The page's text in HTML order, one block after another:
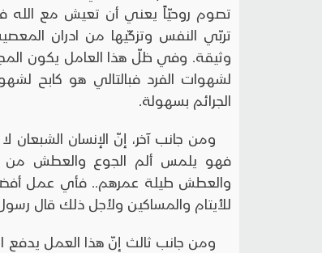
تصوم روحيّاً يعني أن تعيش مع الله
تربّي النفس وتزكّيها من ادران
وثيقة. وفي ظلّ هذا العامل يكون
لشهوات الفرد فبالتالي هو كابح
الجرائم بسهولة.
ومن جانب آخر، إنّ الإنسان
فهو يلمس ألم الجوع والعطش من
والعطش طيلة عمرهم.. فأي عمل أفضل
للأيتام والمساكين ولأجل ذلك قال
ومن جانب ثالث إنّ هذا العمل يدفع